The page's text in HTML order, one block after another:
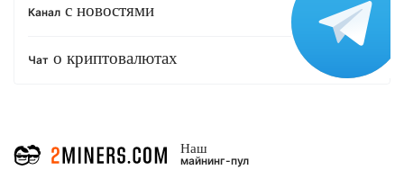
Канал с новостями
Чат о криптовалютах
Наш
майнинг-пул